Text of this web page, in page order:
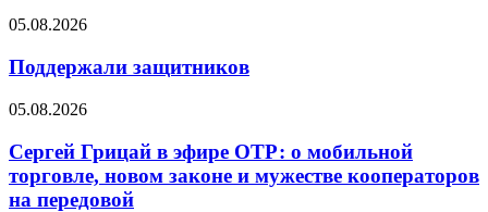
05.08.2026
Поддержали защитников
05.08.2026
Сергей Грицай в эфире ОТР: о мобильной
торговле, новом законе и мужестве кооператоров
на передовой